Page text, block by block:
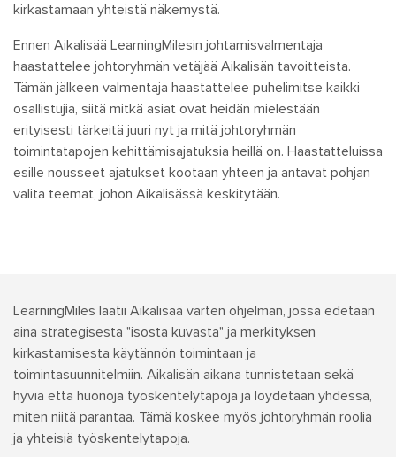
kirkastamaan yhteistä näkemystä.
Ennen Aikalisää LearningMilesin johtamisvalmentaja
haastattelee johtoryhmän vetäjää Aikalisän tavoitteista.
Tämän jälkeen valmentaja haastattelee puhelimitse kaikki
osallistujia, siitä mitkä asiat ovat heidän mielestään
erityisesti tärkeitä juuri nyt ja mitä johtoryhmän
toimintatapojen kehittämisajatuksia heillä on. Haastatteluissa
esille nousseet ajatukset kootaan yhteen ja antavat pohjan
valita teemat, johon Aikalisässä keskitytään.
LearningMiles laatii Aikalisää varten ohjelman, jossa edetään
aina strategisesta "isosta kuvasta" ja merkityksen
kirkastamisesta käytännön toimintaan ja
toimintasuunnitelmiin. Aikalisän aikana tunnistetaan sekä
hyviä että huonoja työskentelytapoja ja löydetään yhdessä,
miten niitä parantaa. Tämä koskee myös johtoryhmän roolia
ja yhteisiä työskentelytapoja.